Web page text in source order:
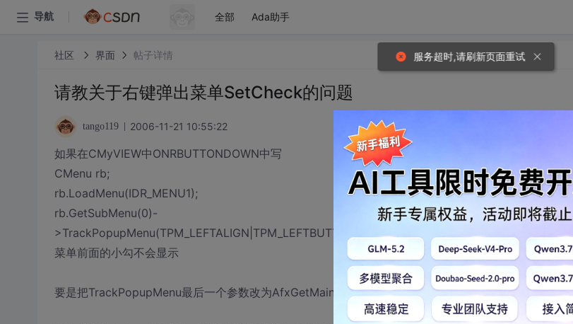
导航 全部 Ada助手
社区 界面 帖子详情
请教关于右键弹出菜单SetCheck的问题
tango119 2006-11-21 10:55:22
如果在CMyVIEW中ONRBUTTONDOWN中写
CMenu rb;
rb.LoadMenu(IDR_MENU1);
rb.GetSubMenu(0)-
>TrackPopupMenu(TPM_LEFTALIGN|TPM_LEFTBUTTON|TPM_RIGHTBUTTON,point.x,point.y,this);
菜单前面的小勾不会显示
要是把TrackPopupMenu最后一个参数改为AfxGetMainWnd（）的话就能正常显示
服务超时,请刷新页面重试